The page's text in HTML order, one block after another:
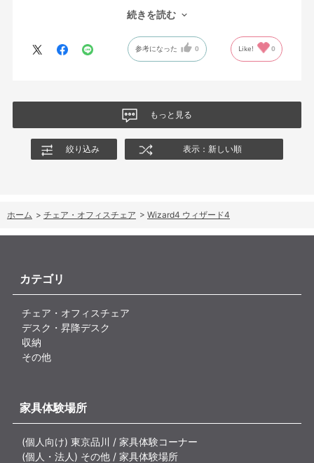
強度調整との関係や、最弱設定であっても大きな反力が残る理由
製品自体に不具合があるとは考えていませんが、少なくとも私の
ングの特性や体重による使用感の違いが、より分かりやすく案内
されることを期待します。
しいて言えば、座面がもう少し硬めが好みに近かったなと思いま
す。座面の硬さまで調節出来る機能が有れば完璧だと思います。
続きを読む
参考になった 0 Like! 0
もっと見る
絞り込み 表示：新しい順
ホーム > チェア・オフィスチェア > Wizard4 ウィザード4
カテゴリ
チェア・オフィスチェア
デスク・昇降デスク
収納
その他
家具体験場所
(個人向け) 東京品川 / 家具体験コーナー
(個人・法人) その他 / 家具体験場所